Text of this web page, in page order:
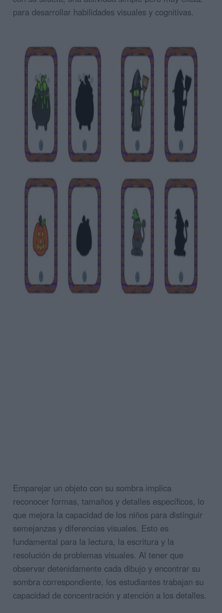
para desarrollar habilidades visuales y cognitivas.
Emparejar un objeto con su sombra implica
reconocer formas, tamaños y detalles específicos, lo
que mejora la capacidad de los niños para distinguir
semejanzas y diferencias visuales. Esto es
fundamental para la lectura, la escritura y la
resolución de problemas visuales. Al tener que
observar detenidamente cada dibujo y encontrar su
sombra correspondiente, los estudiantes trabajan su
capacidad de concentración y atención a los detalles.